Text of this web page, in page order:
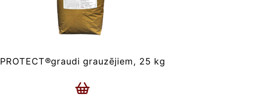
PROTECT®graudi grauzējiem, 25 kg